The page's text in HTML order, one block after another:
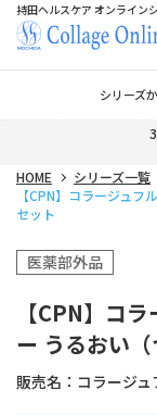
持田ヘルスケア オンライン
シリーズ
HOME
シリーズ一覧
【CPN】コラージュ
セット
医薬部外品
【CPN】コ
ー うるおい
販売名： コラージ